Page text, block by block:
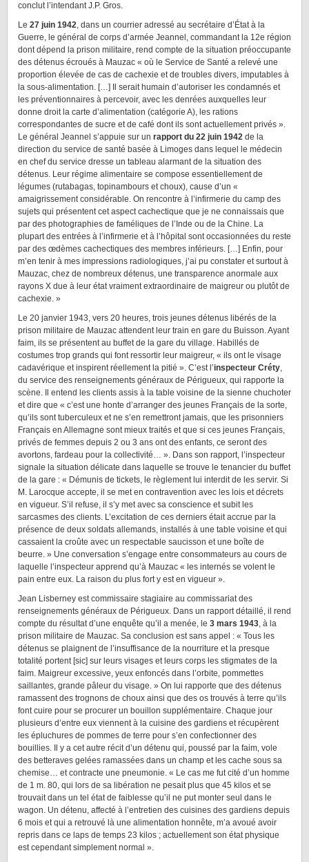
conclut l’intendant J.P. Gros.
Le 27 juin 1942, dans un courrier adressé au secrétaire d’État à la
Guerre, le général de corps d’armée Jeannel, commandant la 12e région
dont dépend la prison militaire, rend compte de la situation préoccupante
des détenus écroués à Mauzac « où le Service de Santé a relevé une
proportion élevée de cas de cachexie et de troubles divers, imputables à
la sous-alimentation. […] Il serait humain d’autoriser les condamnés et
les préventionnaires à percevoir, avec les denrées auxquelles leur
donne droit la carte d’alimentation (catégorie A), les rations
correspondantes de sucre et de café dont ils sont actuellement privés ».
Le général Jeannel s’appuie sur un rapport du 22 juin 1942 de la
direction du service de santé basée à Limoges dans lequel le médecin
en chef du service dresse un tableau alarmant de la situation des
détenus. Leur régime alimentaire se compose essentiellement de
légumes (rutabagas, topinambours et choux), cause d’un «
amaigrissement considérable. On rencontre à l’infirmerie du camp des
sujets qui présentent cet aspect cachectique que je ne connaissais que
par des photographies de faméliques de l’Inde ou de la Chine. La
plupart des entrées à l’infirmerie et à l’hôpital sont occasionnées du reste
par des œdèmes cachectiques des membres inférieurs. […] Enfin, pour
m’en tenir à mes impressions radiologiques, j’ai pu constater et surtout à
Mauzac, chez de nombreux détenus, une transparence anormale aux
rayons X due à leur état vraiment extraordinaire de maigreur ou plutôt de
cachexie. »
Le 20 janvier 1943, vers 20 heures, trois jeunes détenus libérés de la
prison militaire de Mauzac attendent leur train en gare du Buisson. Ayant
faim, ils se présentent au buffet de la gare du village. Habillés de
costumes trop grands qui font ressortir leur maigreur, « ils ont le visage
cadavérique et inspirent réellement la pitié ». C’est l’inspecteur Créty,
du service des renseignements généraux de Périgueux, qui rapporte la
scène. Il entend les clients assis à la table voisine de la sienne chuchoter
et dire que « c’est une honte d’arranger des jeunes Français de la sorte,
qu’ils sont tuberculeux et ne s’en remettront jamais, que les prisonniers
Français en Allemagne sont mieux traités et que si ces jeunes Français,
privés de femmes depuis 2 ou 3 ans ont des enfants, ce seront des
avortons, fardeau pour la collectivité… ». Dans son rapport, l’inspecteur
signale la situation délicate dans laquelle se trouve le tenancier du buffet
de la gare : « Démunis de tickets, le règlement lui interdit de les servir. Si
M. Larocque accepte, il se met en contravention avec les lois et décrets
en vigueur. S’il refuse, il s’y met avec sa conscience et subit les
sarcasmes des clients. L’excitation de ces derniers était accrue par la
présence de deux soldats allemands, installés à une table voisine et qui
cassaient la croûte avec un respectable saucisson et une boîte de
beurre. » Une conversation s’engage entre consommateurs au cours de
laquelle l’inspecteur apprend qu’à Mauzac « les internés se volent le
pain entre eux. La raison du plus fort y est en vigueur ».
Jean Lisberney est commissaire stagiaire au commissariat des
renseignements généraux de Périgueux. Dans un rapport détaillé, il rend
compte du résultat d’une enquête qu’il a menée, le 3 mars 1943, à la
prison militaire de Mauzac. Sa conclusion est sans appel : « Tous les
détenus se plaignent de l’insuffisance de la nourriture et la presque
totalité portent [sic] sur leurs visages et leurs corps les stigmates de la
faim. Maigreur excessive, yeux enfoncés dans l’orbite, pommettes
saillantes, grande pâleur du visage. » On lui rapporte que des détenus
ramassent des trognons de choux ainsi que des os trouvés à terre qu’ils
font cuire pour se procurer un bouillon supplémentaire. Chaque jour
plusieurs d’entre eux viennent à la cuisine des gardiens et récupèrent
les épluchures de pommes de terre pour s’en confectionner des
bouillies. Il y a cet autre récit d’un détenu qui, poussé par la faim, vole
des betteraves gelées ramassées dans un champ et les cache sous sa
chemise… et contracte une pneumonie. « Le cas me fut cité d’un homme
de 1 m. 80, qui lors de sa libération ne pesait plus que 45 kilos et se
trouvait dans un tel état de faiblesse qu’il ne put monter seul dans le
wagon. Un détenu, affecté à l’entretien des cuisines des gardiens depuis
6 mois et qui a retrouvé là une alimentation honnête, m’a avoué avoir
repris dans ce laps de temps 23 kilos ; actuellement son état physique
est cependant simplement normal ».